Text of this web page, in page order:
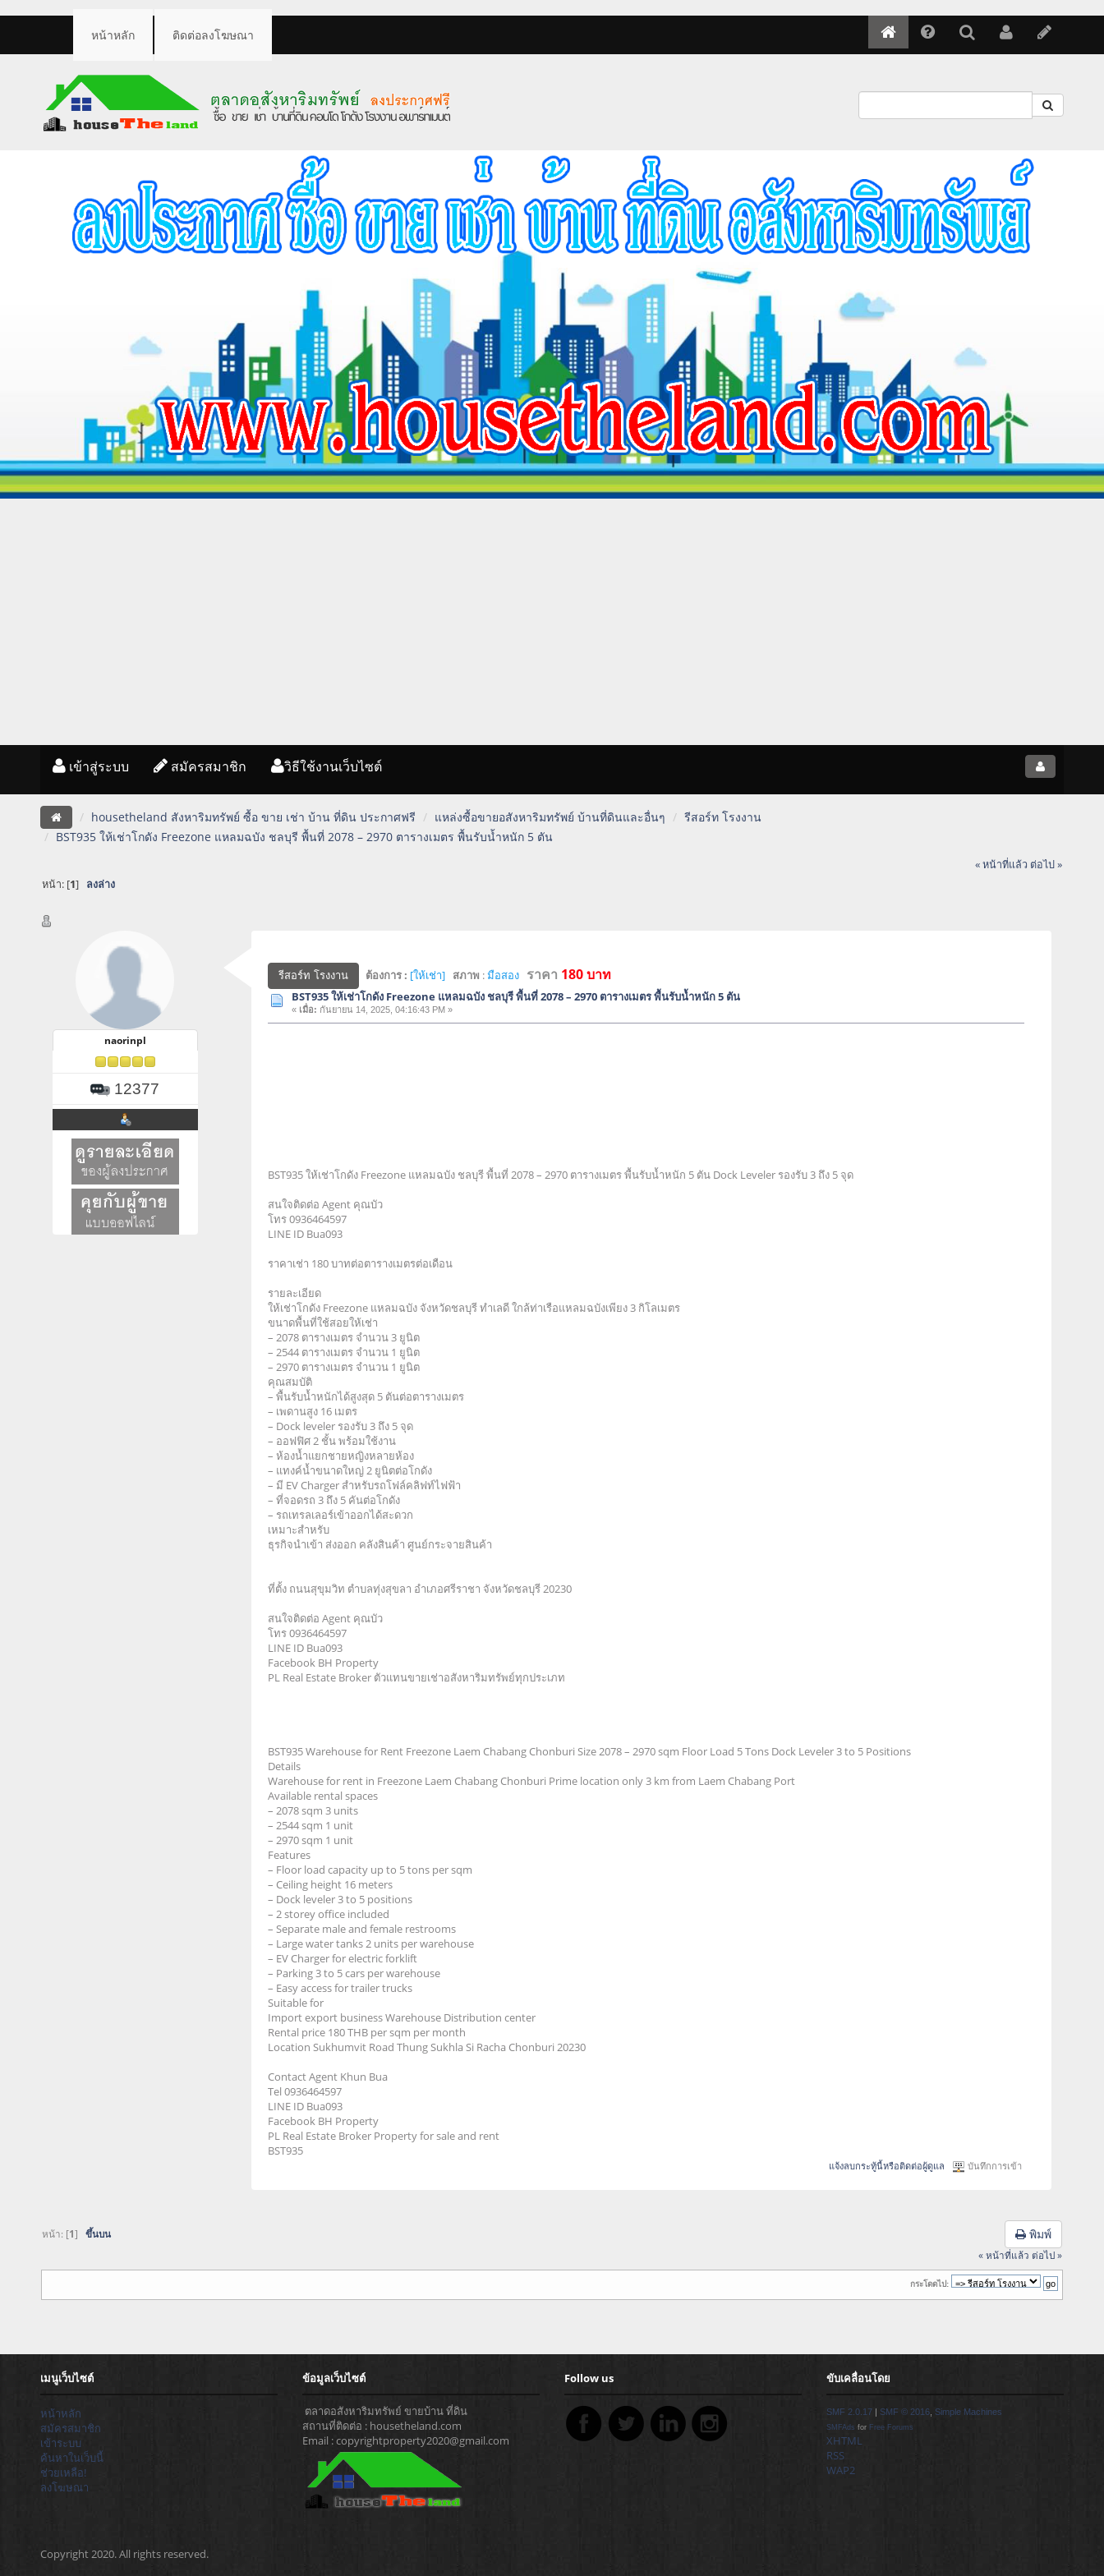
หน้าหลัก ติดต่อลงโฆษณา
เข้าสู่ระบบ สมัครสมาชิก วิธีใช้งานเว็บไซต์
housetheland สังหาริมทรัพย์ ซื้อ ขาย เช่า บ้าน ที่ดิน ประกาศฟรี แหล่งซื้อขายอสังหาริมทรัพย์ บ้านที่ดินและอื่นๆ
รีสอร์ท โรงงาน
BST935 ให้เช่าโกดัง Freezone แหลมฉบัง ชลบุรี พื้นที่ 2078 – 2970 ตารางเมตร พื้นรับน้ำหนัก 5 ตัน
« หน้าที่แล้ว ต่อไป »
หน้า: [1] ลงล่าง
naorinpl
12377
รีสอร์ท โรงงาน ต้องการ : [ให้เช่า] สภาพ :มือสอง ราคา 180 บาท
BST935 ให้เช่าโกดัง Freezone แหลมฉบัง ชลบุรี พื้นที่ 2078 – 2970 ตารางเมตร พื้นรับน้ำหนัก 5 ตัน
« เมื่อ: กันยายน 14, 2025, 04:16:43 PM »
BST935 ให้เช่าโกดัง Freezone แหลมฉบัง ชลบุรี พื้นที่ 2078 – 2970 ตารางเมตร พื้นรับน้ำหนัก 5 ตัน Dock Leveler รองรับ 3 ถึง 5 จุด
สนใจติดต่อ Agent คุณบัว
โทร 0936464597
LINE ID Bua093
ราคาเช่า 180 บาทต่อตารางเมตรต่อเดือน
รายละเอียด
ให้เช่าโกดัง Freezone แหลมฉบัง จังหวัดชลบุรี ทำเลดี ใกล้ท่าเรือแหลมฉบังเพียง 3 กิโลเมตร
ขนาดพื้นที่ใช้สอยให้เช่า
– 2078 ตารางเมตร จำนวน 3 ยูนิต
– 2544 ตารางเมตร จำนวน 1 ยูนิต
– 2970 ตารางเมตร จำนวน 1 ยูนิต
คุณสมบัติ
– พื้นรับน้ำหนักได้สูงสุด 5 ตันต่อตารางเมตร
– เพดานสูง 16 เมตร
– Dock leveler รองรับ 3 ถึง 5 จุด
– ออฟฟิศ 2 ชั้น พร้อมใช้งาน
– ห้องน้ำแยกชายหญิงหลายห้อง
– แทงค์น้ำขนาดใหญ่ 2 ยูนิตต่อโกดัง
– มี EV Charger สำหรับรถโฟล์คลิฟท์ไฟฟ้า
– ที่จอดรถ 3 ถึง 5 คันต่อโกดัง
– รถเทรลเลอร์เข้าออกได้สะดวก
เหมาะสำหรับ
ธุรกิจนำเข้า ส่งออก คลังสินค้า ศูนย์กระจายสินค้า
ที่ตั้ง ถนนสุขุมวิท ตำบลทุ่งสุขลา อำเภอศรีราชา จังหวัดชลบุรี 20230
สนใจติดต่อ Agent คุณบัว
โทร 0936464597
LINE ID Bua093
Facebook BH Property
PL Real Estate Broker ตัวแทนขายเช่าอสังหาริมทรัพย์ทุกประเภท
BST935 Warehouse for Rent Freezone Laem Chabang Chonburi Size 2078 – 2970 sqm Floor Load 5 Tons Dock Leveler 3 to 5 Positions
Details
Warehouse for rent in Freezone Laem Chabang Chonburi Prime location only 3 km from Laem Chabang Port
Available rental spaces
– 2078 sqm 3 units
– 2544 sqm 1 unit
– 2970 sqm 1 unit
Features
– Floor load capacity up to 5 tons per sqm
– Ceiling height 16 meters
– Dock leveler 3 to 5 positions
– 2 storey office included
– Separate male and female restrooms
– Large water tanks 2 units per warehouse
– EV Charger for electric forklift
– Parking 3 to 5 cars per warehouse
– Easy access for trailer trucks
Suitable for
Import export business Warehouse Distribution center
Rental price 180 THB per sqm per month
Location Sukhumvit Road Thung Sukhla Si Racha Chonburi 20230
Contact Agent Khun Bua
Tel 0936464597
LINE ID Bua093
Facebook BH Property
PL Real Estate Broker Property for sale and rent
BST935
แจ้งลบกระทู้นี้หรือติดต่อผู้ดูแล บันทึกการเข้า
พิมพ์
หน้า: [1] ขึ้นบน
« หน้าที่แล้ว ต่อไป »
กระโดดไป:
เมนูเว็บไซต์
หน้าหลัก
สมัครสมาชิก
เข้าระบบ
ค้นหาในเว็บนี้
ช่วยเหลือ!
ลงโฆษณา
ข้อมูลเว็บไซต์
ตลาดอสังหาริมทรัพย์ ขายบ้าน ที่ดิน
สถานที่ติดต่อ : housetheland.com
Email : copyrightproperty2020@gmail.com
Follow us ขับเคลื่อนโดย
SMF 2.0.17 | SMF © 2016 Simple Machines
SMFAds for Free Forums
XHTML
RSS
WAP2
Copyright 2020. All rights reserved.